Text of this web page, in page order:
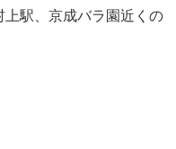
駅、京成バラ園近くの